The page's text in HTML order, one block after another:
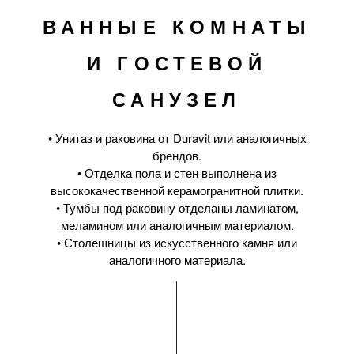
ВАННЫЕ КОМНАТЫ
И ГОСТЕВОЙ
САНУЗЕЛ
• Унитаз и раковина от Duravit или аналогичных
брендов.
• Отделка пола и стен выполнена из
высококачественной керамогранитной плитки.
• Тумбы под раковину отделаны ламинатом,
меламином или аналогичным материалом.
• Столешницы из искусственного камня или
аналогичного материала.